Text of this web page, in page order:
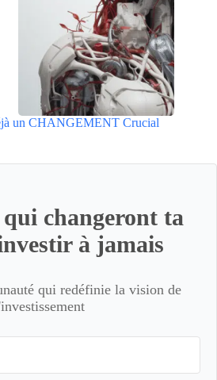
un CHANGEMENT Crucial
changeront ta
à jamais
qui redéfinie la vision de